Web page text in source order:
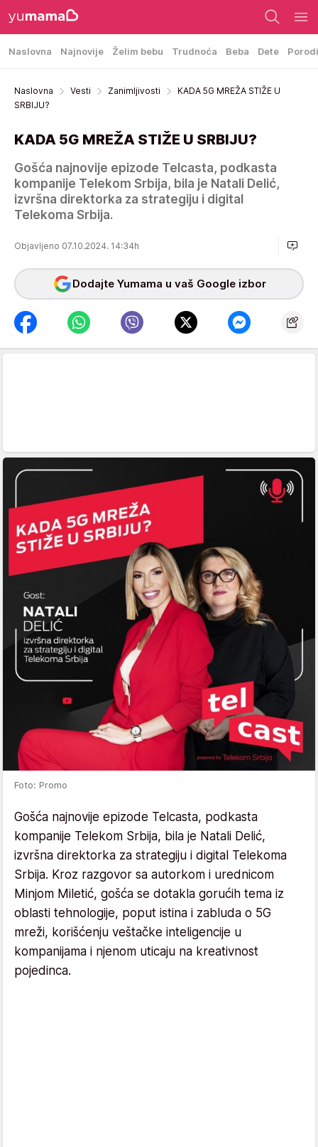
Naslovna Najnovije Želim bebu Trudnoća Beba Dete
Naslovna Vesti Zanimljivosti
KADA 5G MREŽA STIŽE U
SRBIJU?
KADA 5G MREŽA STIŽE U SRBIJU?
Gošća najnovije epizode Telcasta, podkasta
kompanije Telekom Srbija, bila je Natali Delić,
izvršna direktorka za strategiju i digital
Telekoma Srbija.
Objavljeno 07.10.2024. 14:34h
Dodajte Yumama u vaš Google izbor
Foto: Promo
Gošća najnovije epizode Telcasta, podkasta
kompanije Telekom Srbija, bila je Natali Delić,
izvršna direktorka za strategiju i digital Telekoma
Srbija. Kroz razgovor sa autorkom i urednicom
Minjom Miletić, gošća se dotakla gorućih tema iz
oblasti tehnologije, poput istina i zabluda o 5G
mreži, korišćenju veštačke inteligencije u
kompanijama i njenom uticaju na kreativnost
pojedinca.